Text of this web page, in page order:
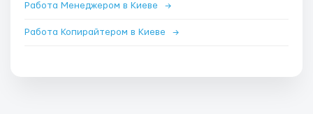
Работа Менеджером в Киеве →
Работа Копирайтером в Киеве →